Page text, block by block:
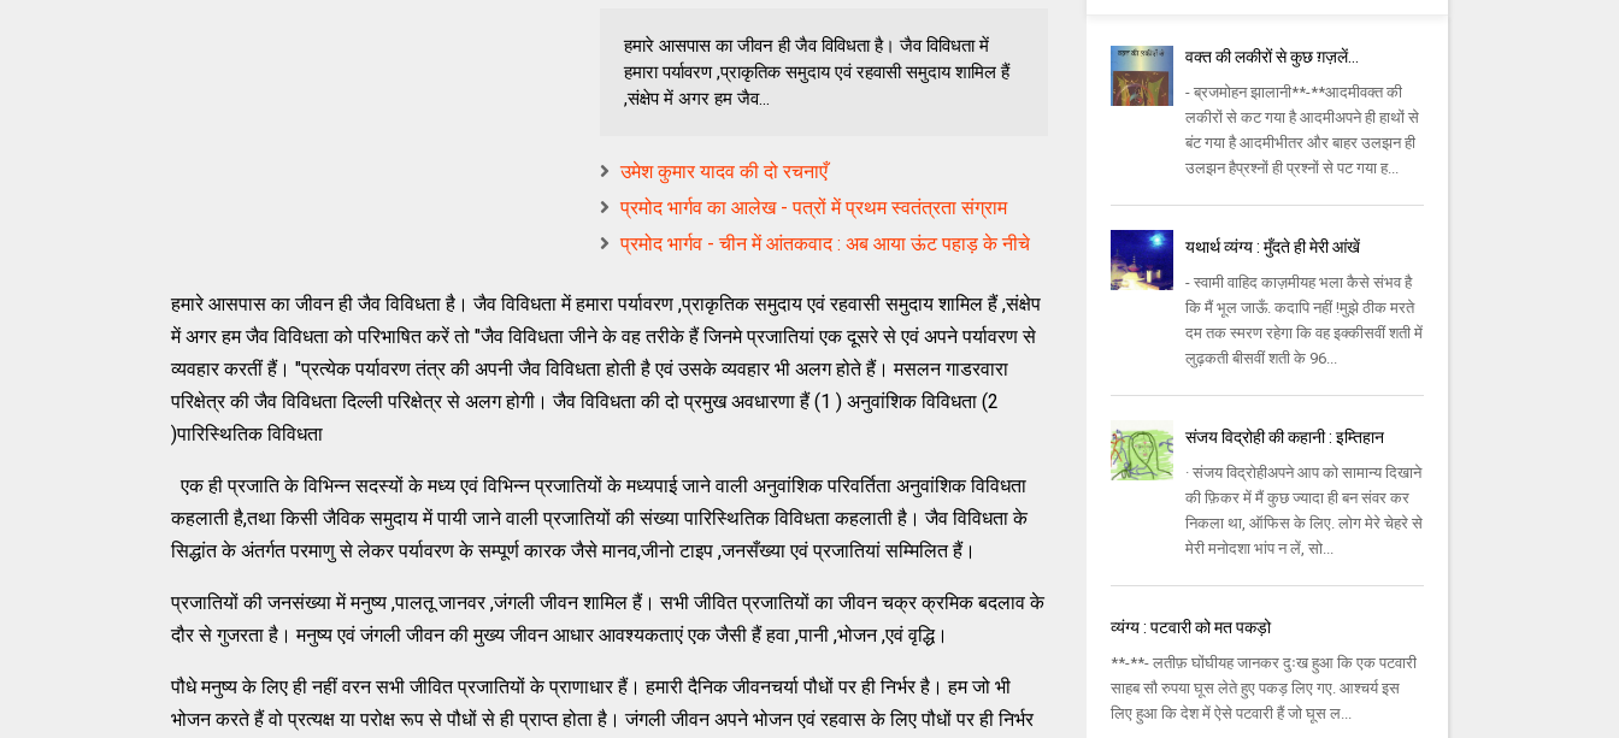
हमारे आसपास का जीवन ही जैव विविधता है। जैव विविधता में
हमारा पर्यावरण ,प्राकृतिक समुदाय एवं रहवासी समुदाय शामिल हैं
,संक्षेप में अगर हम जैव...
उमेश कुमार यादव की दो रचनाएँ
प्रमोद भार्गव का आलेख - पत्रों में प्रथम स्वतंत्रता संग्राम
प्रमोद भार्गव - चीन में आंतकवाद : अब आया ऊंट पहाड़ के नीचे
हमारे आसपास का जीवन ही जैव विविधता है। जैव विविधता में हमारा पर्यावरण ,प्राकृतिक समुदाय एवं रहवासी समुदाय शामिल हैं ,संक्षेप
में अगर हम जैव विविधता को परिभाषित करें तो "जैव विविधता जीने के वह तरीके हैं जिनमे प्रजातियां एक दूसरे से एवं अपने पर्यावरण से
व्यवहार करतीं हैं। "प्रत्येक पर्यावरण तंत्र की अपनी जैव विविधता होती है एवं उसके व्यवहार भी अलग होते हैं। मसलन गाडरवारा
परिक्षेत्र की जैव विविधता दिल्ली परिक्षेत्र से अलग होगी। जैव विविधता की दो प्रमुख अवधारणा हैं (1 ) अनुवांशिक विविधता (2
)पारिस्थितिक विविधता
एक ही प्रजाति के विभिन्न सदस्यों के मध्य एवं विभिन्न प्रजातियों के मध्यपाई जाने वाली अनुवांशिक परिवर्तिता अनुवांशिक विविधता
कहलाती है,तथा किसी जैविक समुदाय में पायी जाने वाली प्रजातियों की संख्या पारिस्थितिक विविधता कहलाती है। जैव विविधता के
सिद्धांत के अंतर्गत परमाणु से लेकर पर्यावरण के सम्पूर्ण कारक जैसे मानव,जीनो टाइप ,जनसँख्या एवं प्रजातियां सम्मिलित हैं।
प्रजातियों की जनसंख्या में मनुष्य ,पालतू जानवर ,जंगली जीवन शामिल हैं। सभी जीवित प्रजातियों का जीवन चक्र क्रमिक बदलाव के
दौर से गुजरता है। मनुष्य एवं जंगली जीवन की मुख्य जीवन आधार आवश्यकताएं एक जैसी हैं हवा ,पानी ,भोजन ,एवं वृद्धि।
पौधे मनुष्य के लिए ही नहीं वरन सभी जीवित प्रजातियों के प्राणाधार हैं। हमारी दैनिक जीवनचर्या पौधों पर ही निर्भर है। हम जो भी
भोजन करते हैं वो प्रत्यक्ष या परोक्ष रूप से पौधों से ही प्राप्त होता है। जंगली जीवन अपने भोजन एवं रहवास के लिए पौधों पर ही निर्भर
वक्त की लकीरों से कुछ ग़ज़लें…
- ब्रजमोहन झालानी**-**आदमीवक्त की
लकीरों से कट गया है आदमीअपने ही हाथों से
बंट गया है आदमीभीतर और बाहर उलझन ही
उलझन हैप्रश्नों ही प्रश्नों से पट गया ह...
यथार्थ व्यंग्य : मुँदते ही मेरी आंखें
- स्वामी वाहिद काज़मीयह भला कैसे संभव है
कि मैं भूल जाऊँ. कदापि नहीं !मुझे ठीक मरते
दम तक स्मरण रहेगा कि वह इक्कीसवीं शती में
लुढ़कती बीसवीं शती के 96...
संजय विद्रोही की कहानी : इम्तिहान
· संजय विद्रोहीअपने आप को सामान्य दिखाने
की फ़िकर में मैं कुछ ज्यादा ही बन संवर कर
निकला था, ऑफिस के लिए. लोग मेरे चेहरे से
मेरी मनोदशा भांप न लें, सो...
व्यंग्य : पटवारी को मत पकड़ो
**-**- लतीफ़ घोंघीयह जानकर दुःख हुआ कि एक पटवारी
साहब सौ रुपया घूस लेते हुए पकड़ लिए गए. आश्चर्य इस
लिए हुआ कि देश में ऐसे पटवारी हैं जो घूस ल...